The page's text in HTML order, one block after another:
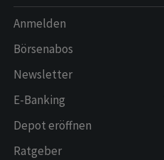
Anmelden
Börsenabos
Newsletter
E-Banking
Depot eröffnen
Ratgeber